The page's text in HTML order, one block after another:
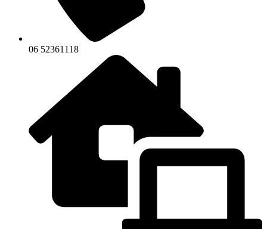
06 52361118